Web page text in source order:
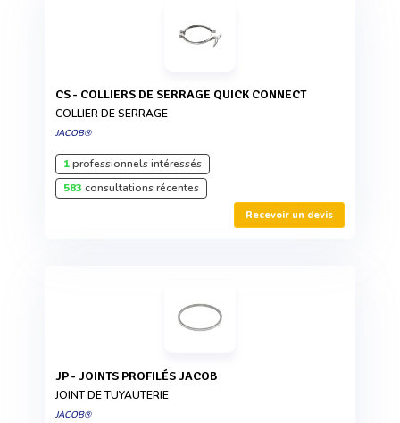
CS - COLLIERS DE SERRAGE QUICK CONNECT
COLLIER DE SERRAGE
JACOB®
1professionnels intéressés
583 consultations récentes
Recevoir un devis
JP - JOINTS PROFILÉS JACOB
JOINT DE TUYAUTERIE
JACOB®